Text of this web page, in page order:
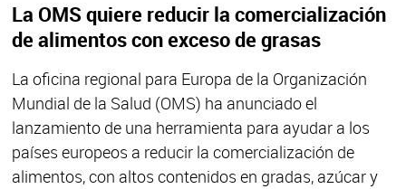
La OMS quiere reducir la comercialización
de alimentos con exceso de grasas
La oficina regional para Europa de la Organización
Mundial de la Salud (OMS) ha anunciado el
lanzamiento de una herramienta para ayudar a los
países europeos a reducir la comercialización de
alimentos, con altos contenidos en gradas, azúcar y